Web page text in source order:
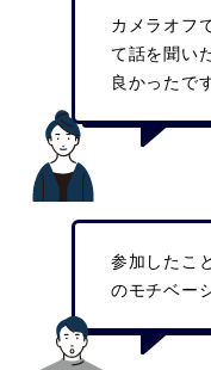
カメラオフ
て話を聞い
良かったで
参加したこ
のモチベー